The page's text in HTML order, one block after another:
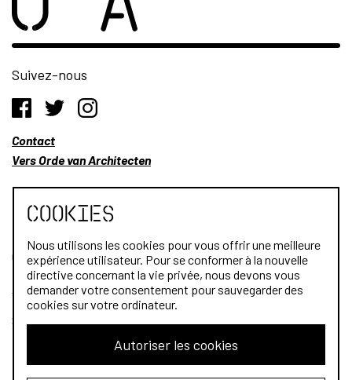
Suivez-nous
Contact
Vers Orde van Architecten
Qui sommes-nous?
Architectes
Stagiaires
Cookies
Nous utilisons les cookies pour vous offrir une meilleure
expérience utilisateur. Pour se conformer à la nouvelle
directive concernant la vie privée, nous devons vous
demander votre consentement pour sauvegarder des
cookies sur votre ordinateur.
Autoriser les cookies